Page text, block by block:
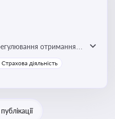
отримання,
і дозволів,
господарської
Страхова діяльність